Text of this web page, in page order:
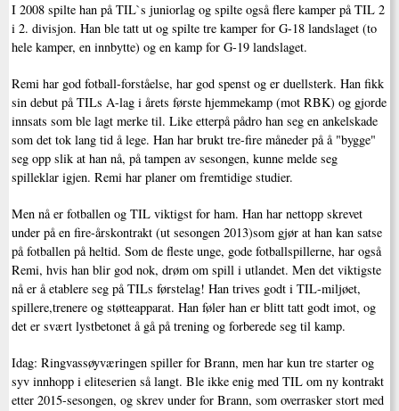
I 2008 spilte han på TIL`s juniorlag og spilte også flere kamper på TIL 2
i 2. divisjon. Han ble tatt ut og spilte tre kamper for G-18 landslaget (to
hele kamper, en innbytte) og en kamp for G-19 landslaget.
Remi har god fotball-forståelse, har god spenst og er duellsterk. Han fikk
sin debut på TILs A-lag i årets første hjemmekamp (mot RBK) og gjorde
innsats som ble lagt merke til. Like etterpå pådro han seg en ankelskade
som det tok lang tid å lege. Han har brukt tre-fire måneder på å "bygge"
seg opp slik at han nå, på tampen av sesongen, kunne melde seg
spilleklar igjen. Remi har planer om fremtidige studier.
Men nå er fotballen og TIL viktigst for ham. Han har nettopp skrevet
under på en fire-årskontrakt (ut sesongen 2013)som gjør at han kan satse
på fotballen på heltid. Som de fleste unge, gode fotballspillerne, har også
Remi, hvis han blir god nok, drøm om spill i utlandet. Men det viktigste
nå er å etablere seg på TILs førstelag! Han trives godt i TIL-miljøet,
spillere,trenere og støtteapparat. Han føler han er blitt tatt godt imot, og
det er svært lystbetonet å gå på trening og forberede seg til kamp.
Idag: Ringvassøyværingen spiller for Brann, men har kun tre starter og
syv innhopp i eliteserien så langt. Ble ikke enig med TIL om ny kontrakt
etter 2015-sesongen, og skrev under for Brann, som overrasker stort med